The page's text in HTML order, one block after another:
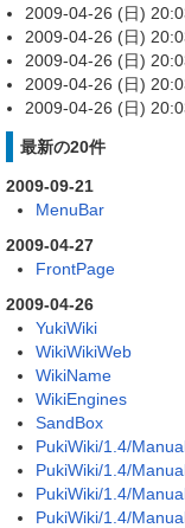
2009-04-26 (日)
2009-04-26 (日)
2009-04-26 (日)
2009-04-26 (日)
2009-04-26 (日)
最新の20件
2009-09-21
MenuBar
2009-04-27
FrontPage
2009-04-26
YukiWiki
WikiWikiWeb
WikiName
WikiEngines
SandBox
PukiWiki/1.4/
PukiWiki/1.4/
PukiWiki/1.4/
PukiWiki/1.4/